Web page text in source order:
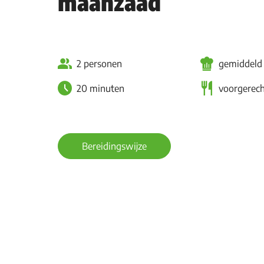
2 personen gemiddeld
20 minuten
Bereidingswijze